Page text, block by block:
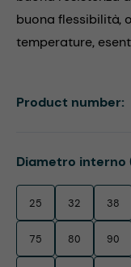
buona flessibilità,
temperature,
Select
Diametro interno
25 32 38
75 80 90
Product number: